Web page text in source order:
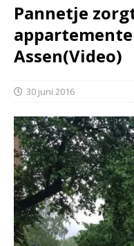
Pannetje
Assen(Video)
30 juni 2016